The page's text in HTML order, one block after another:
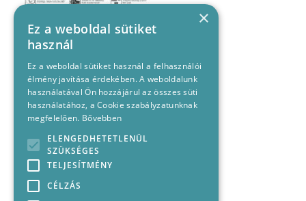
×
Ez a weboldal sütiket
használ
Ez a weboldal sütiket használ a felhasználói
élmény javítása érdekében. A weboldalunk
használatával Ön hozzájárul az összes süti
használatához, a Cookie szabályzatunknak
megfelelően. Bővebben
ELENGEDHETETLENÜL
SZÜKSÉGES
TELJESÍTMÉNY
CÉLZÁS